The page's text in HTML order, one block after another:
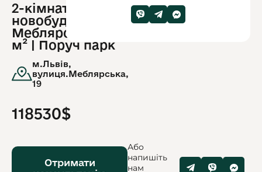
2-кімнатна в
новобудові на
Меблярській | 79
м² | Поруч парк
м.Львів,
вулиця.Меблярська,
19
ID
обʼєкту:
118530$
Отримати
Або
напишіть
нам